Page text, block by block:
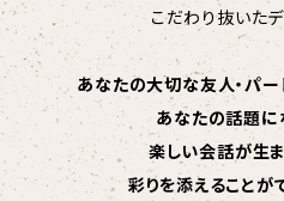
こだわり抜いた
あなたの大切な友人・パ
あなたの話題に
楽しい会話が生
彩りを添えることが